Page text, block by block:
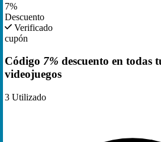
7%
Descuento
Verificado
cupón
Código 7% descuento en todas
videojuegos
3 Utilizado